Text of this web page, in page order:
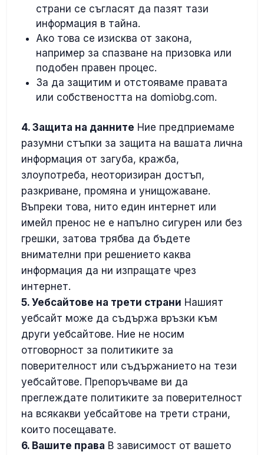
страни се съгласят да пазят тази
информация в тайна.
Ако това се изисква от закона,
например за спазване на призовка или
подобен правен процес.
За да защитим и отстояваме правата
или собствеността на domiobg.com.
4. Защита на данните Ние предприемаме
разумни стъпки за защита на вашата лична
информация от загуба, кражба,
злоупотреба, неоторизиран достъп,
разкриване, промяна и унищожаване.
Въпреки това, нито един интернет или
имейл пренос не е напълно сигурен или без
грешки, затова трябва да бъдете
внимателни при решението каква
информация да ни изпращате чрез
интернет.
5. Уебсайтове на трети страни Нашият
уебсайт може да съдържа връзки към
други уебсайтове. Ние не носим
отговорност за политиките за
поверителност или съдържанието на тези
уебсайтове. Препоръчваме ви да
преглеждате политиките за поверителност
на всякакви уебсайтове на трети страни,
които посещавате.
6. Вашите права В зависимост от вашето